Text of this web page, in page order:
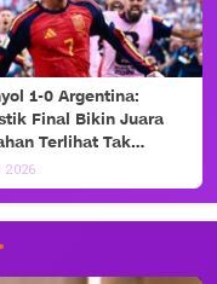
1-0 Argentina:
Final Bikin Juara
Terlihat Tak
2026